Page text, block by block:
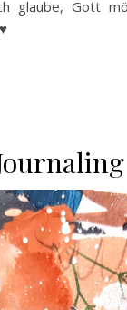
glaube, Gott